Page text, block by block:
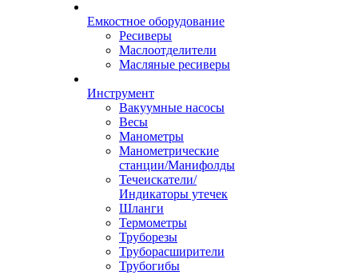
Емкостное оборудование
Ресиверы
Маслоотделители
Масляные ресиверы
Инструмент
Вакуумные насосы
Весы
Манометры
Манометрические
станции/Манифолды
Течеискатели/
Индикаторы утечек
Шланги
Термометры
Труборезы
Труборасширители
Трубогибы